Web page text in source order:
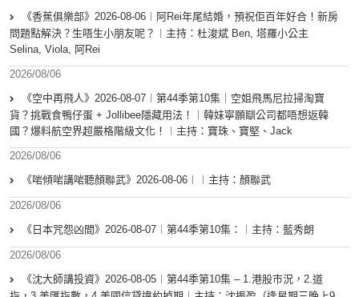
《香蕉俱樂部》2026-08-06︱阿Rei年尾結婚，預祝佢百年好合！新房
問題點解決？生唔生小朋友呢？︱主持：杜浚斌 Ben, 塔羅小公主
Selina, Viola, 阿Rei
2026/08/06
《空中再飛人》2026-08-07︱第44季第10集｜空姐飛馬尼拉掃淘寶
貨？挑戰食鴨仔蛋 + Jollibee隱藏用法！︱韓妹寧願瞓公司都唔想返韓
國？爆料航空界超嚴格階級文化！︱主持：寶珠、寶堅、Jack
2026/08/06
《啱傾啱講啱聽顏聯武》2026-08-06︱︱主持：顏聯武
2026/08/06
《日本咒怨凶間》2026-08-07︱第44季第10集：︱主持：藍秀朗
2026/08/06
《沈大師講投資》2026-08-05︱第44季第10集 – 1.港股市況，2.道